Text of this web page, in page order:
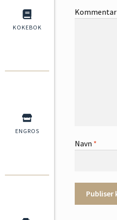
KOKEBOK
ENGROS
Kommentar
Navn *